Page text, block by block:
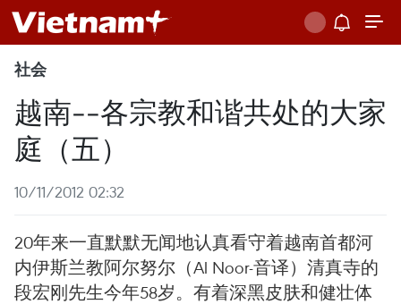
社会
越南--各宗教和谐共处的大家
庭（五）
10/11/2012 02:32
20年来一直默默无闻地认真看守着越南首都河
内伊斯兰教阿尔努尔（Al Noor-音译）清真寺的
段宏刚先生今年58岁。有着深黑皮肤和健壮体